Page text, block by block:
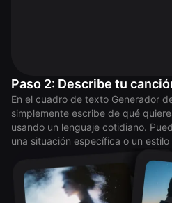
Paso 2: Describe tu
En el cuadro de texto Generador
simplemente escribe de qué
usando un lenguaje cotidiano.
una situación específica o un